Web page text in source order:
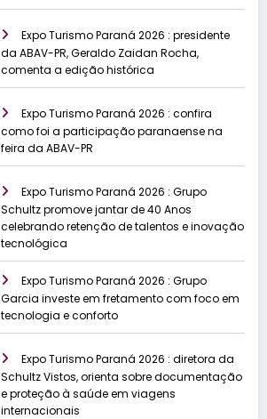
Expo Turismo Paraná 2026 : presidente
da ABAV-PR, Geraldo Zaidan Rocha,
comenta a edição histórica
Expo Turismo Paraná 2026 : confira
como foi a participação paranaense na
feira da ABAV-PR
Expo Turismo Paraná 2026 : Grupo
Schultz promove jantar de 40 Anos
celebrando retenção de talentos e inovação
tecnológica
Expo Turismo Paraná 2026 : Grupo
Garcia investe em fretamento com foco em
tecnologia e conforto
Expo Turismo Paraná 2026 : diretora da
Schultz Vistos, orienta sobre documentação
e proteção à saúde em viagens
internacionais